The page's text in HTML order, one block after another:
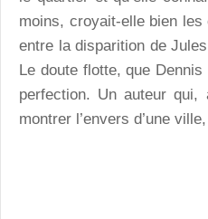
moins, croyait-elle bien
entre la disparition de
Le doute flotte, que
perfection. Un auteur qui,
montrer l’envers d’une